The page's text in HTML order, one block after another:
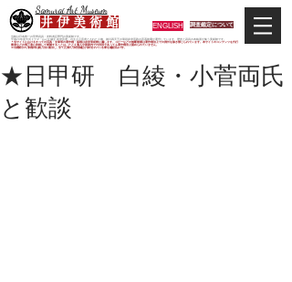
Samurai Art Museum
井 伊 美 術 館 ENGLISH 調査鑑定について
当館は日本唯一の甲冑武具・史料考証専門の美術館です。
平成29年度大河ドラマ「おんな城主 井伊直虎」の主人公直虎とされた人物、徳川四天王の筆頭井伊直政の直系後裔が運営しています。歴史と武具の本格派が集う美術館です。
＊当サイトにおけるすべての写真・文章等の著作権・版権は井伊美術館に属します。コピーなどの無断複製は著作権法上での例外を除き禁じられています。本サイトのコンテンツを代行
業者などの第三者に依頼して複製することは、たとえ個人や家庭内での利用であっても著作権法上認められていません。
※当館展示の刀剣類等は銃刀法に遵法し、​全て正真の刀剣登録証が添付されている事を確認済みです。
★日甲研 白綾・小菅両氏
と歓談